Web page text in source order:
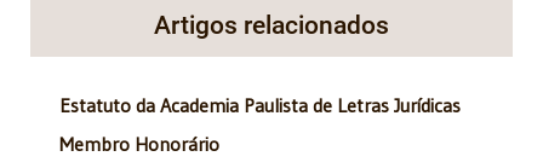
Artigos relacionados
Estatuto da Academia Paulista de Letras Jurídicas
Membro Honorário